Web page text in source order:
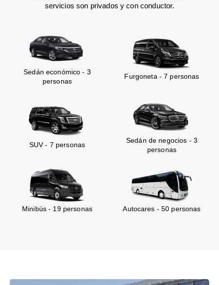
servicios son privados y con conductor.
Sedán económico - 3
personas
Furgoneta - 7 personas
SUV - 7 personas
Sedán de negocios - 3
personas
Minibús - 19 personas Autocares - 50 personas